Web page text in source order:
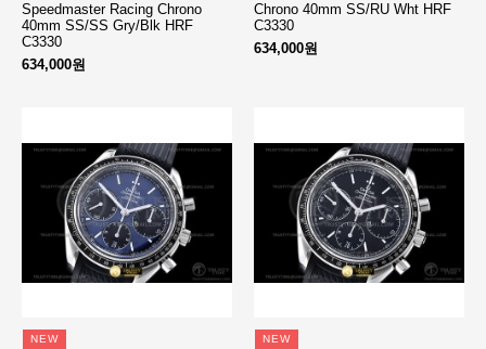
Speedmaster Racing Chrono
40mm SS/SS Gry/Blk HRF
C3330
634,000원
Chrono 40mm SS/RU Wht HRF
C3330
634,000원
NEW NEW